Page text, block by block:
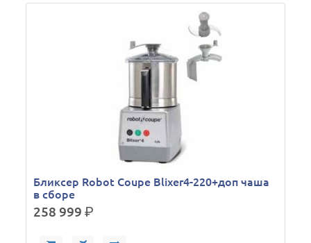
Бликсер Robot Coupe Blixer4-220+доп чаша
в сборе
258 999р.